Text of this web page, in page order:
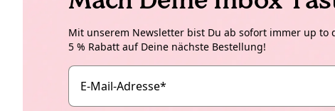
Mit unserem Newsletter bist Du ab sofort immer up to
5 % Rabatt auf Deine nächste Bestellung!
E-Mail-Adresse*